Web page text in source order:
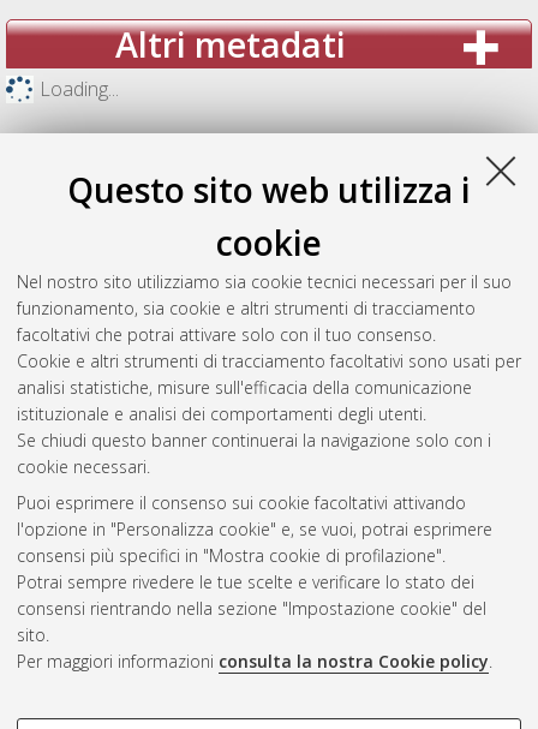
Questo sito web utilizza i
cookie
Nel nostro sito utilizziamo sia cookie tecnici necessari per il suo
funzionamento, sia cookie e altri strumenti di tracciamento
facoltativi che potrai attivare solo con il tuo consenso.
Cookie e altri strumenti di tracciamento facoltativi sono usati per
analisi statistiche, misure sull'efficacia della comunicazione
istituzionale e analisi dei comportamenti degli utenti.
Se chiudi questo banner continuerai la navigazione solo con i
cookie necessari.
Puoi esprimere il consenso sui cookie facoltativi attivando
l'opzione in "Personalizza cookie" e, se vuoi, potrai esprimere
consensi più specifici in "Mostra cookie di profilazione".
Potrai sempre rivedere le tue scelte e verificare lo stato dei
consensi rientrando nella sezione "Impostazione cookie" del
sito.
Per maggiori informazioni consulta la nostra Cookie policy.
Altri metadati
Loading...
Gestione del documento:
Atom
Rss 1.0
Rss 2.0
AMS Laurea
Impostazioni Cookie